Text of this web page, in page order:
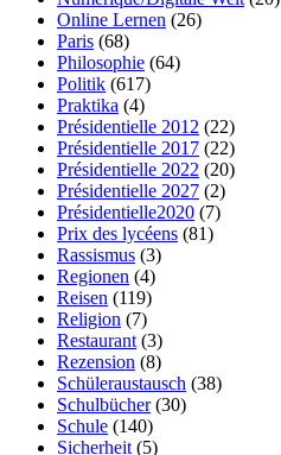
Online Lernen (26)
Paris (68)
Philosophie (64)
Politik (617)
Praktika (4)
Présidentielle 2012 (22)
Présidentielle 2017 (22)
Présidentielle 2022 (20)
Présidentielle 2027 (2)
Présidentielle2020 (7)
Prix des lycéens (81)
Rassismus (3)
Regionen (4)
Reisen (119)
Religion (7)
Restaurant(3)
Rezension (8)
Schüleraustausch (38)
Schulbücher(30)
Schule (140)
Sicherheit(5)